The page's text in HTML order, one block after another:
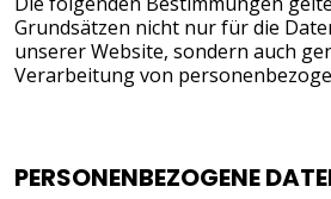
Grundsätzen nicht nur für die
unserer Website, sondern auch
Verarbeitung von
PERSONENBEZOGENE